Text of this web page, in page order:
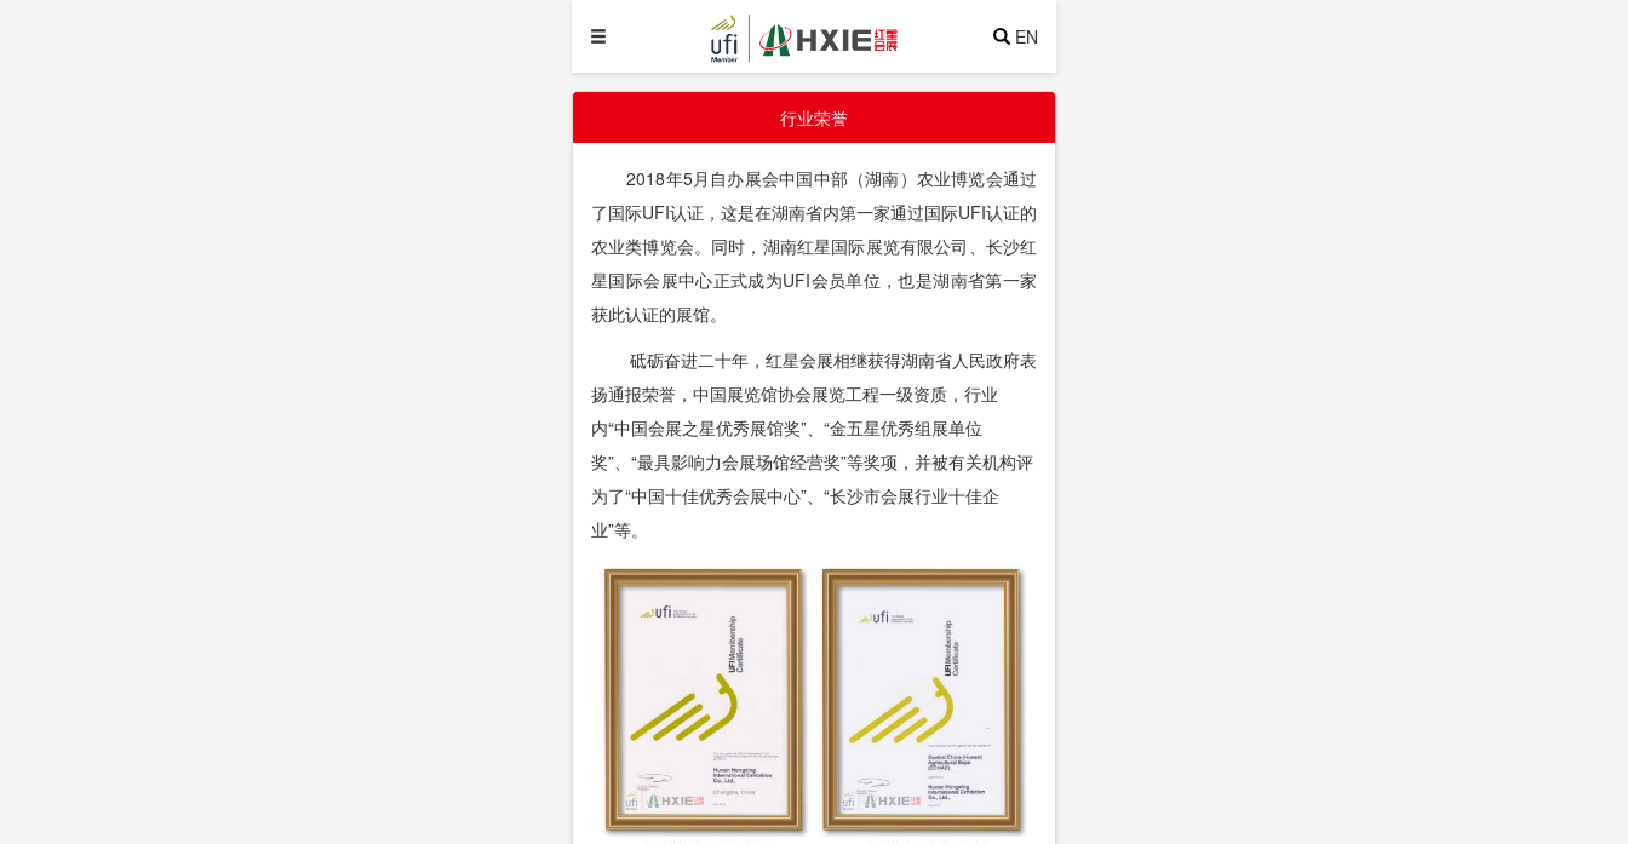
EN
行业荣誉
2018年5月自办展会中国中部（湖南）农业博览会通过
了国际UFI认证，这是在湖南省内第一家通过国际UFI认证的
农业类博览会。同时，湖南红星国际展览有限公司、长沙红
星国际会展中心正式成为UFI会员单位，也是湖南省第一家
获此认证的展馆。
砥砺奋进二十年，红星会展相继获得湖南省人民政府表
扬通报荣誉，中国展览馆协会展览工程一级资质，行业
内“中国会展之星优秀展馆奖”、“金五星优秀组展单位
奖”、“最具影响力会展场馆经营奖”等奖项，并被有关机构评
为了“中国十佳优秀会展中心”、“长沙市会展行业十佳企
业”等。